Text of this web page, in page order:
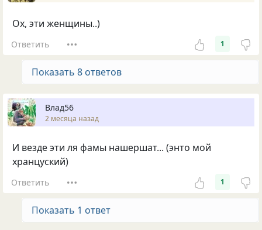
Ох, эти женщины..)
Ответить 1
Показать 8 ответов
Влад56
2 месяца назад
И везде эти ля фамы нашершат... (энто мой
хранцуский)
Ответить 1
Показать 1 ответ